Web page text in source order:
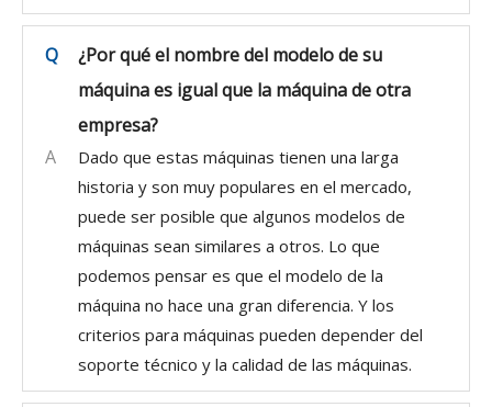
Q
¿Por qué el nombre del modelo de su
máquina es igual que la máquina de otra
empresa?
A
Dado que estas máquinas tienen una larga
historia y son muy populares en el mercado,
puede ser posible que algunos modelos de
máquinas sean similares a otros. Lo que
podemos pensar es que el modelo de la
máquina no hace una gran diferencia. Y los
criterios para máquinas pueden depender del
soporte técnico y la calidad de las máquinas.